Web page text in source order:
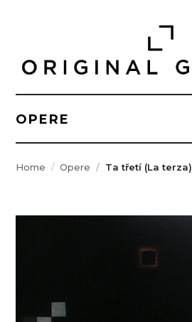
OPERE
Home Opere Ta třetí (La terza)